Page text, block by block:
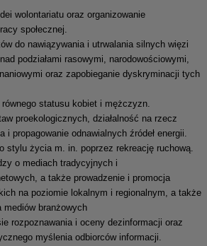
wolontariatu oraz organizowanie
społecznej.
do nawiązywania i utrwalania silnych więzi
podziałami rasowymi, narodowościowymi,
oraz zapobieganie dyskryminacji tych
równego statusu kobiet i mężczyzn.
proekologicznych, działalność na rzecz
i propagowanie odnawialnych źródeł energii.
stylu życia m. in. poprzez rekreację ruchową.
o mediach tradycyjnych i
a także prowadzenie i promocja
na poziomie lokalnym i regionalnym, a także
mediów branżowych
rozpoznawania i oceny dezinformacji oraz
myślenia odbiorców informacji.